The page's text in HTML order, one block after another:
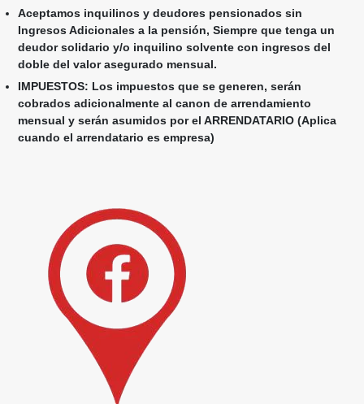
Aceptamos inquilinos y deudores pensionados sin
Ingresos Adicionales a la pensión, Siempre que tenga un
deudor solidario y/o inquilino solvente con ingresos del
doble del valor asegurado mensual.
IMPUESTOS: Los impuestos que se generen, serán
cobrados adicionalmente al canon de arrendamiento
mensual y serán asumidos por el ARRENDATARIO (Aplica
cuando el arrendatario es empresa)